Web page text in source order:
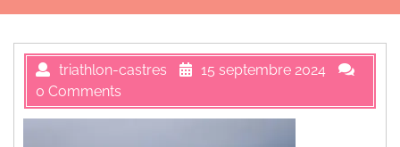
triathlon-castres
15 septembre 2024
0 Comments